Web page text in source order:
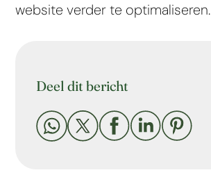
website verder te optimaliseren.
Deel dit bericht
    